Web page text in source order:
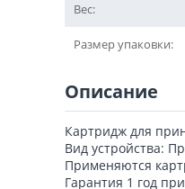
Вес:
Размер упаковки:
Описание
Картридж для
Вид устройства:
Применяются
Гарантия 1 год